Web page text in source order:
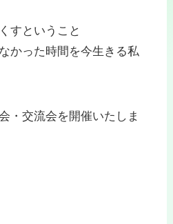
すということ
かった時間を今生きる私
・交流会を開催いたしま